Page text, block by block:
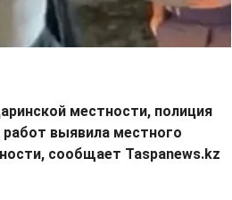
местности, полиция
выявила местного
сообщает Taspanews.kz